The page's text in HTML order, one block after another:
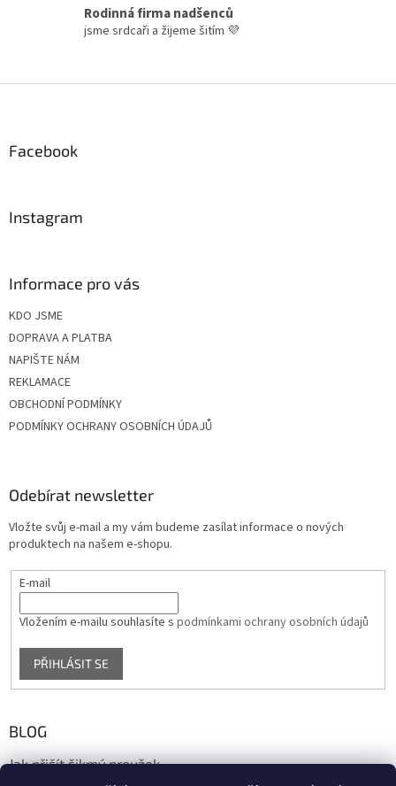
i
s
Rodinná firma nadšenců
jsme srdcaři a žijeme šitím 💜
Facebook
Instagram
Informace pro vás
KDO JSME
DOPRAVA A PLATBA
NAPIŠTE NÁM
REKLAMACE
OBCHODNÍ PODMÍNKY
PODMÍNKY OCHRANY OSOBNÍCH ÚDAJŮ
Odebírat newsletter
Vložte svůj e-mail a my vám budeme zasílat informace o nových
produktech na našem e-shopu.
E-mail
Vložením e-mailu souhlasíte s podmínkami ochrany osobních údajů
PŘIHLÁSIT SE
BLOG
Jak přišít šikmý proužek